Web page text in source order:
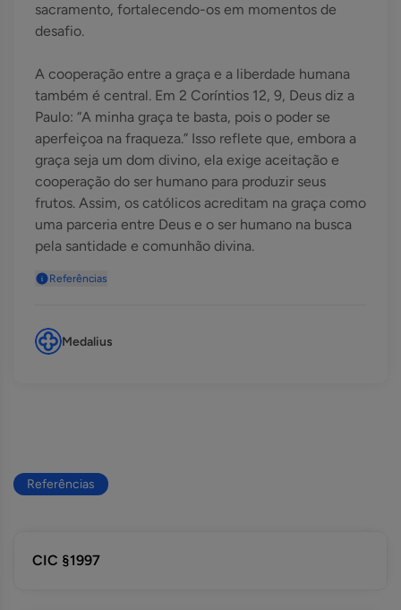
sacramento, fortalecendo-os em momentos de
desafio.
A cooperação entre a graça e a liberdade humana
também é central. Em 2 Coríntios 12, 9, Deus diz a
Paulo: “A minha graça te basta, pois o poder se
aperfeiçoa na fraqueza.” Isso reflete que, embora a
graça seja um dom divino, ela exige aceitação e
cooperação do ser humano para produzir seus
frutos. Assim, os católicos acreditam na graça como
uma parceria entre Deus e o ser humano na busca
pela santidade e comunhão divina.
Referências
Medalius
Referências
CIC §1997